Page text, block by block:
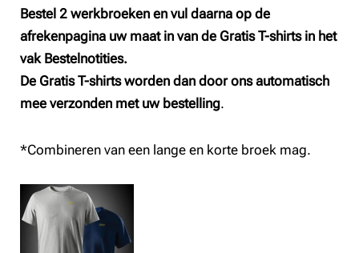
Bestel 2 werkbroeken en vul daarna op de
afrekenpagina uw maat in van de Gratis T-shirts in het
vak Bestelnotities.
De Gratis T-shirts worden dan door ons automatisch
mee verzonden met uw bestelling.
*Combineren van een lange en korte broek mag.